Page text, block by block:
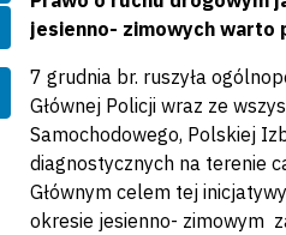
jesienno- zimowych warto
7 grudnia br. ruszyła
Głównej Policji wraz ze
Samochodowego, Polskiej
diagnostycznych na terenie
Głównym celem tej
okresie jesienno- zimowym